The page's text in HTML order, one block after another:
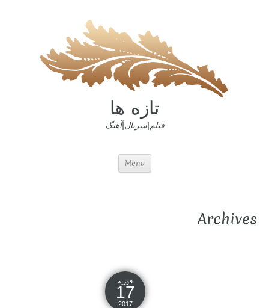
تازه ها
فیلم|سریال|آهنگ
Menu
Archives
فوریه
17
2017